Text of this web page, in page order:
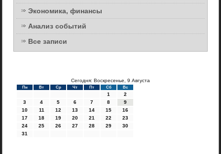
Экономика, финансы
Анализ событий
Все записи
Сегодня: Воскресенье, 9 Августа
Пн Вт Ср Чт Пт Сб Вс
1
2
3
4 5 6 7 8
9
10
11 12 13 14 15
16
17
18 19 20 21 22
23
24
25 26 27 28 29
30
31